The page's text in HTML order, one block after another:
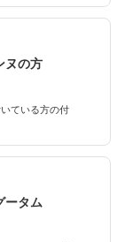
ヌの方
ている方の付
ータム